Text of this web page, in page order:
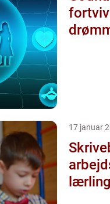
17 januar
lærling